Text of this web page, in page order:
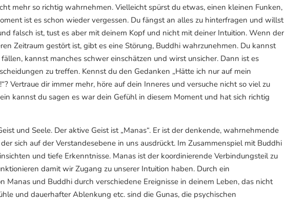
mehr so richtig wahrnehmen. Vielleicht spürst du etwas, einen kleinen Funken,
ist es schon wieder vergessen. Du fängst an alles zu hinterfragen und willst
falsch ist, tust es aber mit deinem Kopf und nicht mit deiner Intuition. Wenn der
Zeitraum gestört ist, gibt es eine Störung, Buddhi wahrzunehmen. Du kannst
kannst manches schwer einschätzen und wirst unsicher. Dann ist es
zu treffen. Kennst du den Gedanken „Hätte ich nur auf mein
Vertraue dir immer mehr, höre auf dein Inneres und versuche nicht so viel zu
kannst du sagen es war dein Gefühl in diesem Moment und hat sich richtig
und Seele. Der aktive Geist ist „Manas“. Er ist der denkende, wahrnehmende
sich auf der Verstandesebene in uns ausdrückt. Im Zusammenspiel mit Buddhi
und tiefe Erkenntnisse. Manas ist der koordinierende Verbindungsteil zu
damit wir Zugang zu unserer Intuition haben. Durch ein
Manas und Buddhi durch verschiedene Ereignisse in deinem Leben, das nicht
und dauerhafter Ablenkung etc. sind die Gunas, die psychischen